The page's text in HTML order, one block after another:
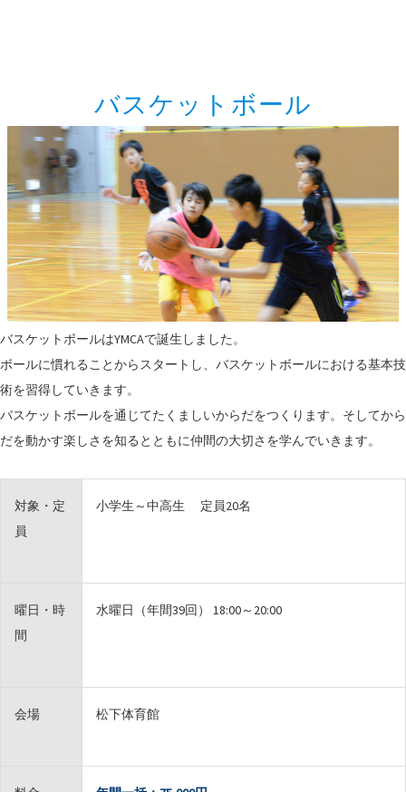
バスケットボール
バスケットボールはYMCAで誕生しました。
ボールに慣れることからスタートし、バスケットボールにおける基本技
術を習得していきます。
バスケットボールを通じてたくましいからだをつくります。そしてから
だを動かす楽しさを知るとともに仲間の大切さを学んでいきます。
対象・定
員
小学生～中高生 定員20名
曜日・時
間
水曜日（年間39回） 18:00～20:00
会場 松下体育館